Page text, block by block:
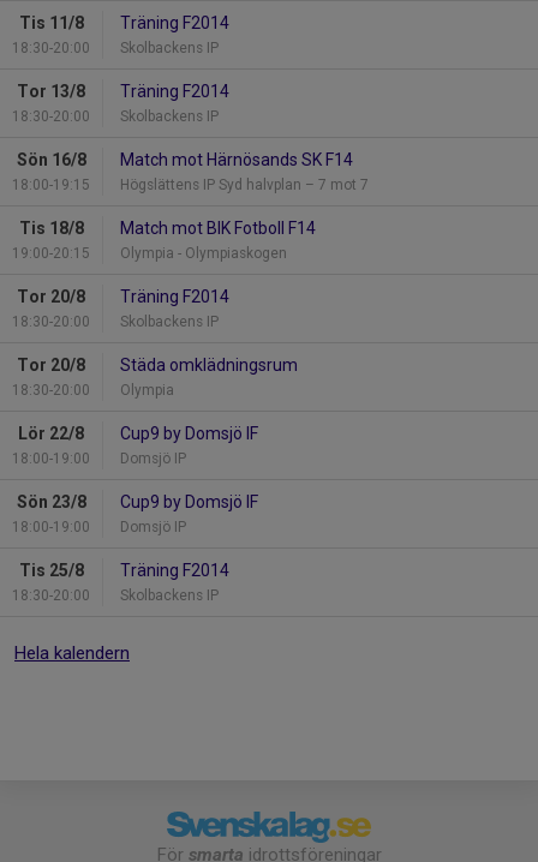
Tis 11/8
18:30-20:00
Träning F2014
Skolbackens IP
Tor 13/8
18:30-20:00
Träning F2014
Skolbackens IP
Sön 16/8
18:00-19:15
Match mot Härnösands SK F14
Högslättens IP Syd halvplan – 7 mot 7
Tis 18/8
19:00-20:15
Match mot BIK Fotboll F14
Olympia - Olympiaskogen
Tor 20/8
18:30-20:00
Träning F2014
Skolbackens IP
Tor 20/8
18:30-20:00
Städa omklädningsrum
Olympia
Lör 22/8
18:00-19:00
Cup9 by Domsjö IF
Domsjö IP
Sön 23/8
18:00-19:00
Cup9 by Domsjö IF
Domsjö IP
Tis 25/8
18:30-20:00
Träning F2014
Skolbackens IP
Hela kalendern
För smarta idrottsföreningar